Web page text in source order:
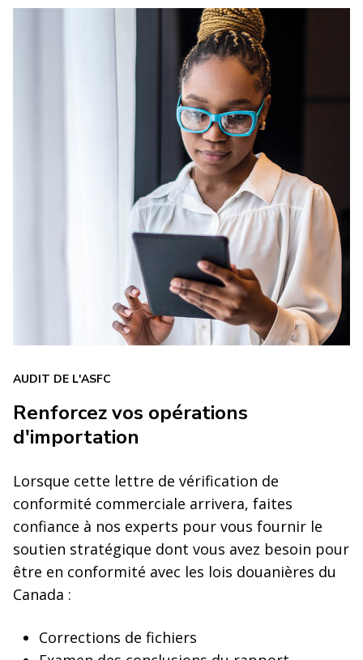
AUDIT DE L'ASFC
Renforcez vos opérations
d'importation
Lorsque cette lettre de vérification de
conformité commerciale arrivera, faites
confiance à nos experts pour vous fournir le
soutien stratégique dont vous avez besoin pour
être en conformité avec les lois douanières du
Canada :
Corrections de fichiers